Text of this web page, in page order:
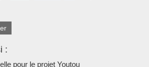
: